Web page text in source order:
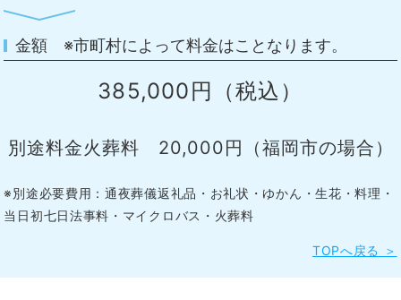
金額 ※市町村によって料金はことなります。
385,000円（税込）
別途料金火葬料 20,000円（福岡市の場合）
※別途必要費用：通夜葬儀返礼品・お礼状・ゆかん・生花・料理・
当日初七日法事料・マイクロバス・火葬料
TOPへ戻る ＞